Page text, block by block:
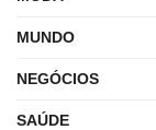
MUNDO
NEGÓCIOS
SAÚDE